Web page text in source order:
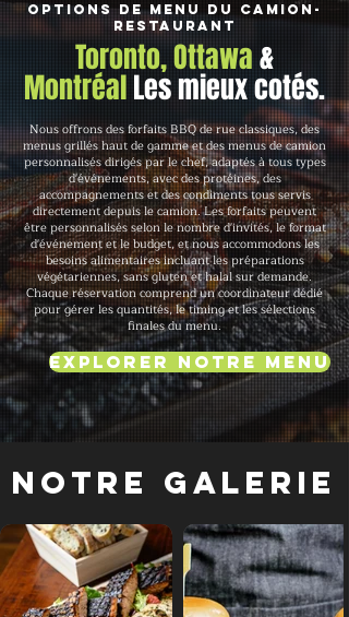
Options de menu du camion-
restaurant
Toronto, Ottawa&
MontréalLes mieux cotés.
Nous offrons des forfaits BBQ de rue classiques, des
menus grillés haut de gamme et des menus de camion
personnalisés dirigés par le chef, adaptés à tous types
d'événements, avec des protéines, des
accompagnements et des condiments tous servis
directement depuis le camion. Les forfaits peuvent
être personnalisés selon le nombre d'invités, le format
d'événement et le budget, et nous accommodons les
besoins alimentaires incluant les préparations
végétariennes, sans gluten et halal sur demande.
Chaque réservation comprend un coordinateur dédié
pour gérer les quantités, le timing et les sélections
finales du menu.
Explorer notre menu
Notre galerie